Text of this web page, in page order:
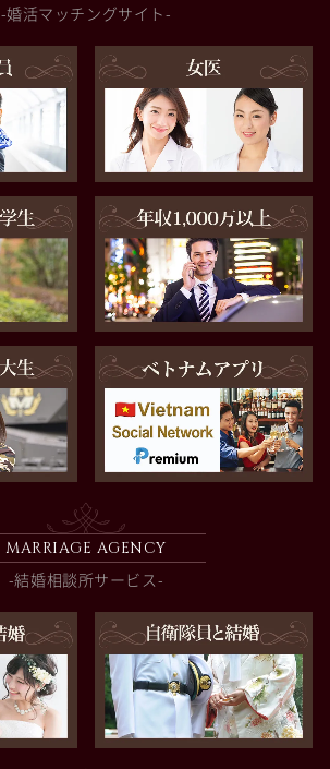
-婚活マッチングサイト-
MARRIAGE AGENCY
-結婚相談所サービス-